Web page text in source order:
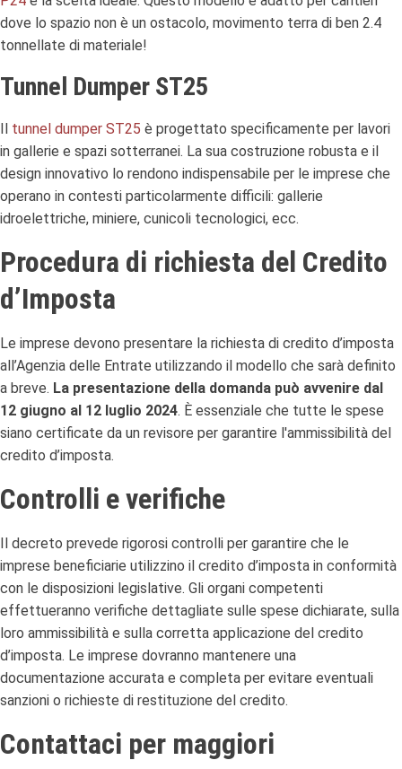
dove lo spazio non è un ostacolo, movimento terra di ben 2.4
tonnellate di materiale!
Tunnel Dumper ST25
Il tunnel dumper ST25 è progettato specificamente per lavori
in gallerie e spazi sotterranei. La sua costruzione robusta e il
design innovativo lo rendono indispensabile per le imprese che
operano in contesti particolarmente difficili: gallerie
idroelettriche, miniere, cunicoli tecnologici, ecc.
Procedura di richiesta del Credito
d’Imposta
Le imprese devono presentare la richiesta di credito d’imposta
all’Agenzia delle Entrate utilizzando il modello che sarà definito
a breve. La presentazione della domanda può avvenire dal
12 giugno al 12 luglio 2024. È essenziale che tutte le spese
siano certificate da un revisore per garantire l'ammissibilità del
credito d’imposta.
Controlli e verifiche
Il decreto prevede rigorosi controlli per garantire che le
imprese beneficiarie utilizzino il credito d’imposta in conformità
con le disposizioni legislative. Gli organi competenti
effettueranno verifiche dettagliate sulle spese dichiarate, sulla
loro ammissibilità e sulla corretta applicazione del credito
d’imposta. Le imprese dovranno mantenere una
documentazione accurata e completa per evitare eventuali
sanzioni o richieste di restituzione del credito.
Contattaci per maggiori